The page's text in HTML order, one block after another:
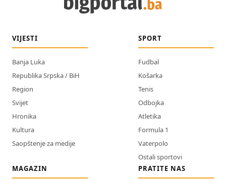
VIJESTI
Banja Luka
Republika Srpska / BiH
Region
Svijet
Hronika
Kultura
Saopštenje za medije
SPORT
Fudbal
Košarka
Tenis
Odbojka
Atletika
Formula 1
Vaterpolo
Ostali sportovi
MAGAZIN
PRATITE NAS